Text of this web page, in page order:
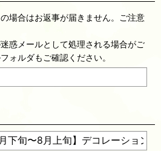
場合はお返事が届きません。ご注意
惑メールとして処理される場合がご
ォルダもご確認ください。